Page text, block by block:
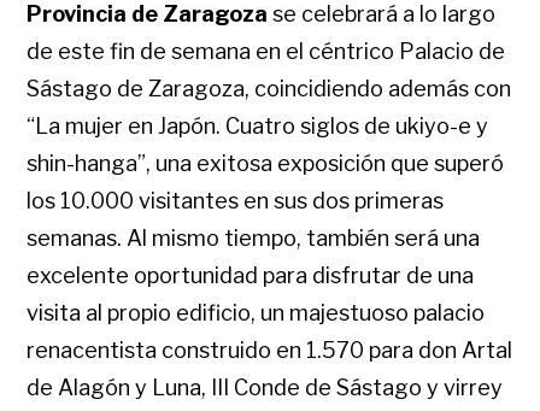
Provincia de Zaragoza se celebrará a lo largo
de este fin de semana en el céntrico Palacio de
Sástago de Zaragoza, coincidiendo además con
“La mujer en Japón. Cuatro siglos de ukiyo-e y
shin-hanga”, una exitosa exposición que superó
los 10.000 visitantes en sus dos primeras
semanas. Al mismo tiempo, también será una
excelente oportunidad para disfrutar de una
visita al propio edificio, un majestuoso palacio
renacentista construido en 1.570 para don Artal
de Alagón y Luna, III Conde de Sástago y virrey